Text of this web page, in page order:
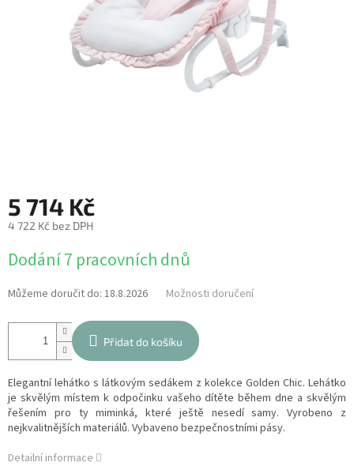
5 714 Kč
4 722 Kč bez DPH
cena:
Dodání 7 pracovních dnů
Můžeme doručit do: 18.8.2026 Možnosti doručení
Přidat do košíku
Elegantní lehátko s látkovým sedákem z kolekce Golden Chic. Lehátko
je skvělým místem k odpočinku vašeho dítěte během dne a skvělým
řešením pro ty miminká, které ještě nesedí samy. Vyrobeno z
nejkvalitnějších materiálů. Vybaveno bezpečnostními pásy.
Detailní informace